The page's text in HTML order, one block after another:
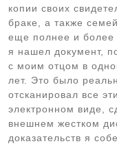
копии своих
браке, а также
еще полнее и
я нашел документ,
с моим отцом в
лет. Это было
отсканировал все
электронном виде,
внешнем жестком
доказательств я